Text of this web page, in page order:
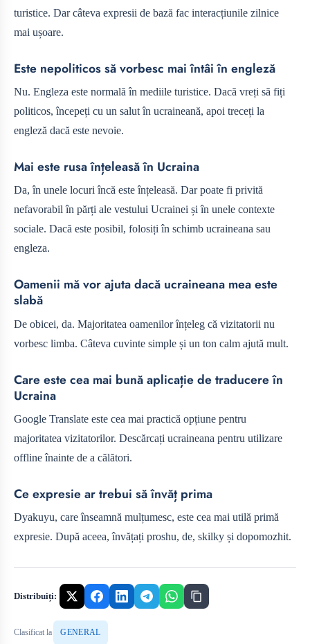
turistice. Dar câteva expresii de bază fac interacțiunile zilnice
mai ușoare.
Este nepoliticos să vorbesc mai întâi în engleză
Nu. Engleza este normală în mediile turistice. Dacă vreți să fiți
politicos, începeți cu un salut în ucraineană, apoi treceți la
engleză dacă este nevoie.
Mai este rusa înțeleasă în Ucraina
Da, în unele locuri încă este înțeleasă. Dar poate fi privită
nefavorabil în părți ale vestului Ucrainei și în unele contexte
sociale. Dacă este posibil, folosiți în schimb ucraineana sau
engleza.
Oamenii mă vor ajuta dacă ucraineana mea este
slabă
De obicei, da. Majoritatea oamenilor înțeleg că vizitatorii nu
vorbesc limba. Câteva cuvinte simple și un ton calm ajută mult.
Care este cea mai bună aplicație de traducere în
Ucraina
Google Translate este cea mai practică opțiune pentru
majoritatea vizitatorilor. Descărcați ucraineana pentru utilizare
offline înainte de a călători.
Ce expresie ar trebui să învăț prima
Dyakuyu, care înseamnă mulțumesc, este cea mai utilă primă
expresie. După aceea, învățați proshu, de, skilky și dopomozhit.
Distribuiți:
Clasificat la GENERAL